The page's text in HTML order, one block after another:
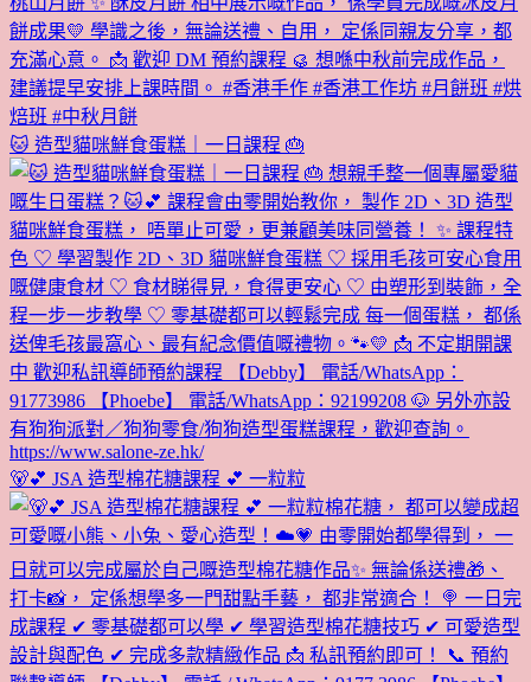
🐱 造型貓咪鮮食蛋糕｜一日課程 🎂
🐻💕 JSA 造型棉花糖課程 💕 一粒粒